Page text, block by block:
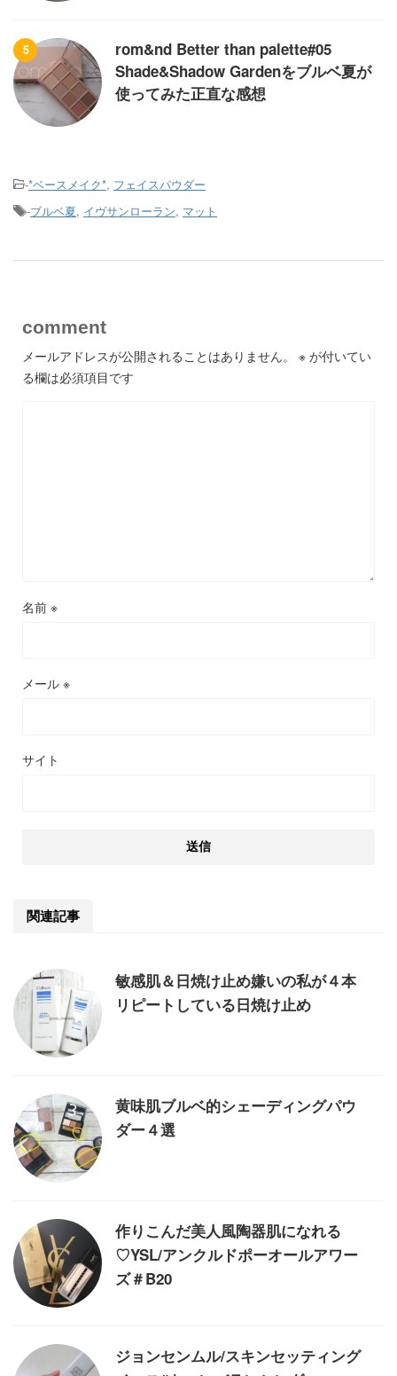
5
rom&nd Better than palette#05
Shade&Shadow Gardenをブルベ夏が
使ってみた正直な感想
-*ベースメイク*, フェイスパウダー
-ブルベ夏, イヴサンローラン, マット
comment
メールアドレスが公開されることはありません。 ※ が付いてい
る欄は必須項目です
名前 ※
メール ※
サイト
関連記事
敏感肌＆日焼け止め嫌いの私が４本
リピートしている日焼け止め
黄味肌ブルベ的シェーディングパウ
ダー４選
作りこんだ美人風陶器肌になれる
♡YSL/アンクルドポーオールアワー
ズ＃B20
ジョンセンムル/スキンセッティング